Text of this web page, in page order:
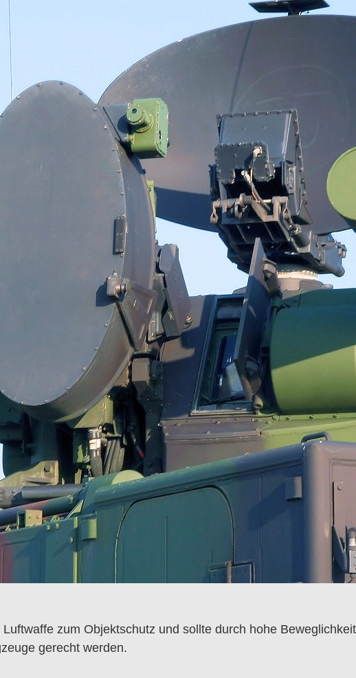
zum Objektschutz und sollte durch hohe
gerecht werden.